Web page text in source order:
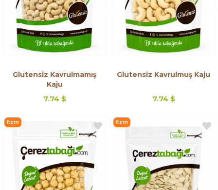
Glutensiz Kavrulmamış
Kaju
7.74 $
Glutensiz Kavrulmuş Kaju
7.74 $
Item
Item